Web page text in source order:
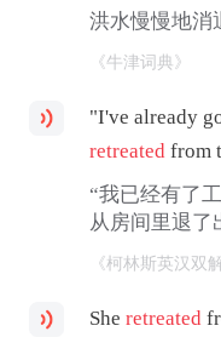
洪水慢慢地消
《牛津词典》
"I've already
retreated from
“我已经有了
从房间里退了
《柯林斯英汉双
Sheretreated